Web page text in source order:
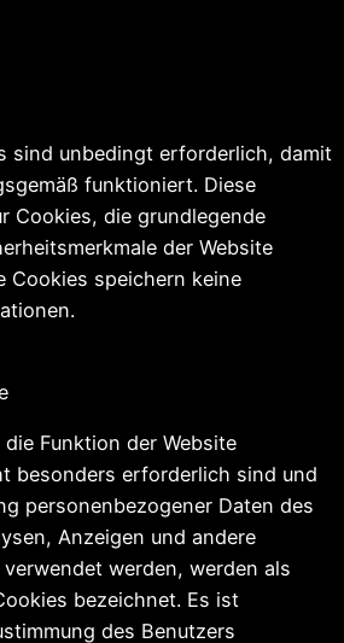
sind unbedingt erforderlich, damit
funktioniert. Diese
Cookies, die grundlegende
der Website
Cookies speichern keine
Funktion der Website
besonders erforderlich sind und
personenbezogener Daten des
Anzeigen und andere
werden, werden als
bezeichnet. Es ist
des Benutzers